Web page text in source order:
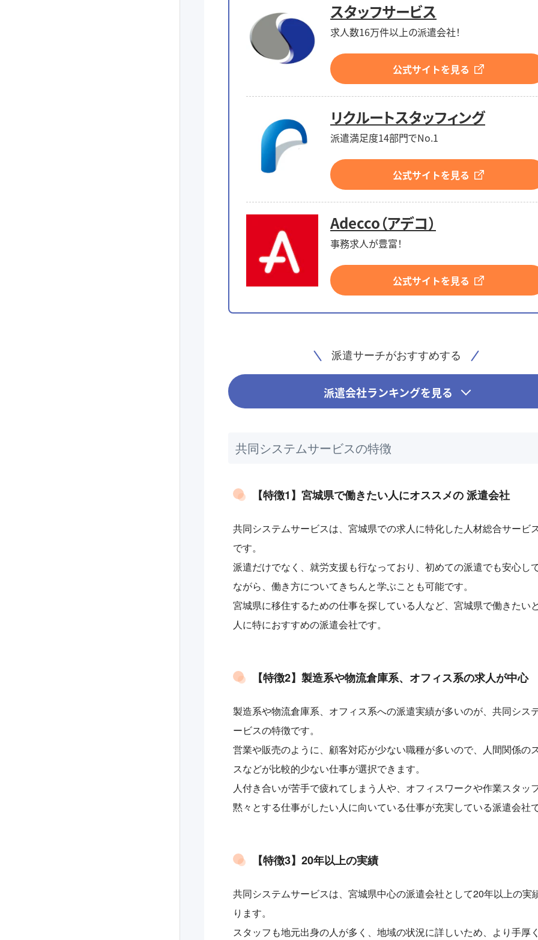
スタッフサービス
求人数16万件以上の派遣会社！
公式サイトを見る
リクルートスタッフィング
派遣満足度14部門でNo.1
公式サイトを見る
Adecco（アデコ）
事務求人が豊富！
公式サイトを見る
派遣サーチがおすすめする
派遣会社ランキングを見る
共同システムサービスの特徴
【特徴1】宮城県で働きたい人にオススメの 派遣会社
共同システムサービスは、宮城県での求人に特化した人材総合サービ
です。
派遣だけでなく、就労支援も行なっており、初めての派遣でも安心し
ながら、働き方についてきちんと学ぶことも可能です。
宮城県に移住するための仕事を探している人など、宮城県で働きたい
人に特におすすめの派遣会社です。
【特徴2】製造系や物流倉庫系、オフィス系の求人が中心
製造系や物流倉庫系、オフィス系への派遣実績が多いのが、共同シス
ービスの特徴です。
営業や販売のように、顧客対応が少ない職種が多いので、人間関係の
スなどが比較的少ない仕事が選択できます。
人付き合いが苦手で疲れてしまう人や、オフィスワークや作業スタッ
黙々とする仕事がしたい人に向いている仕事が充実している派遣会社
【特徴3】20年以上の実績
共同システムサービスは、宮城県中心の派遣会社として20年以上の実
ります。
スタッフも地元出身の人が多く、地域の状況に詳しいため、より手厚